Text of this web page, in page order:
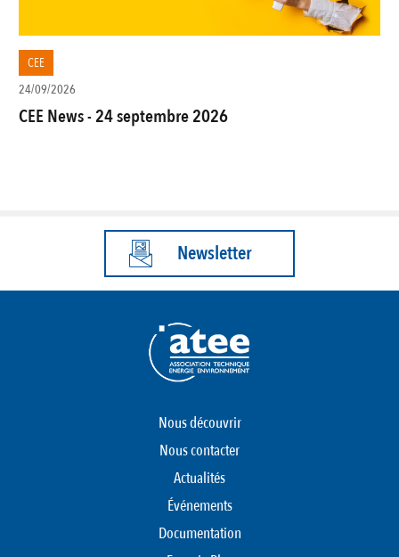
CEE
24/09/2026
CEE News - 24 septembre 2026
Newsletter
Nous découvrir
Nous contacter
Actualités
Événements
Documentation